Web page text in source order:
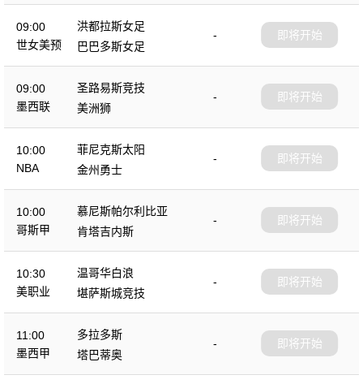
09:00
世女美预
洪都拉斯女足
-
巴巴多斯女足
即将开始
09:00
墨西联
圣路易斯竞技
-
美洲狮
即将开始
10:00
NBA
菲尼克斯太阳
-
金州勇士
即将开始
10:00
哥斯甲
慕尼斯帕尔利比亚
-
肯塔吉内斯
即将开始
10:30
美职业
温哥华白浪
-
堪萨斯城竞技
即将开始
11:00
墨西甲
多拉多斯
-
塔巴蒂奥
即将开始